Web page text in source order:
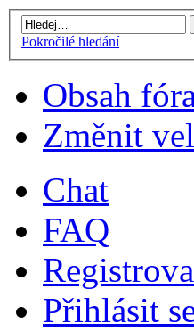
Pokročilé hledání
Obsah
Změnit
Chat
FAQ
Přihlásit